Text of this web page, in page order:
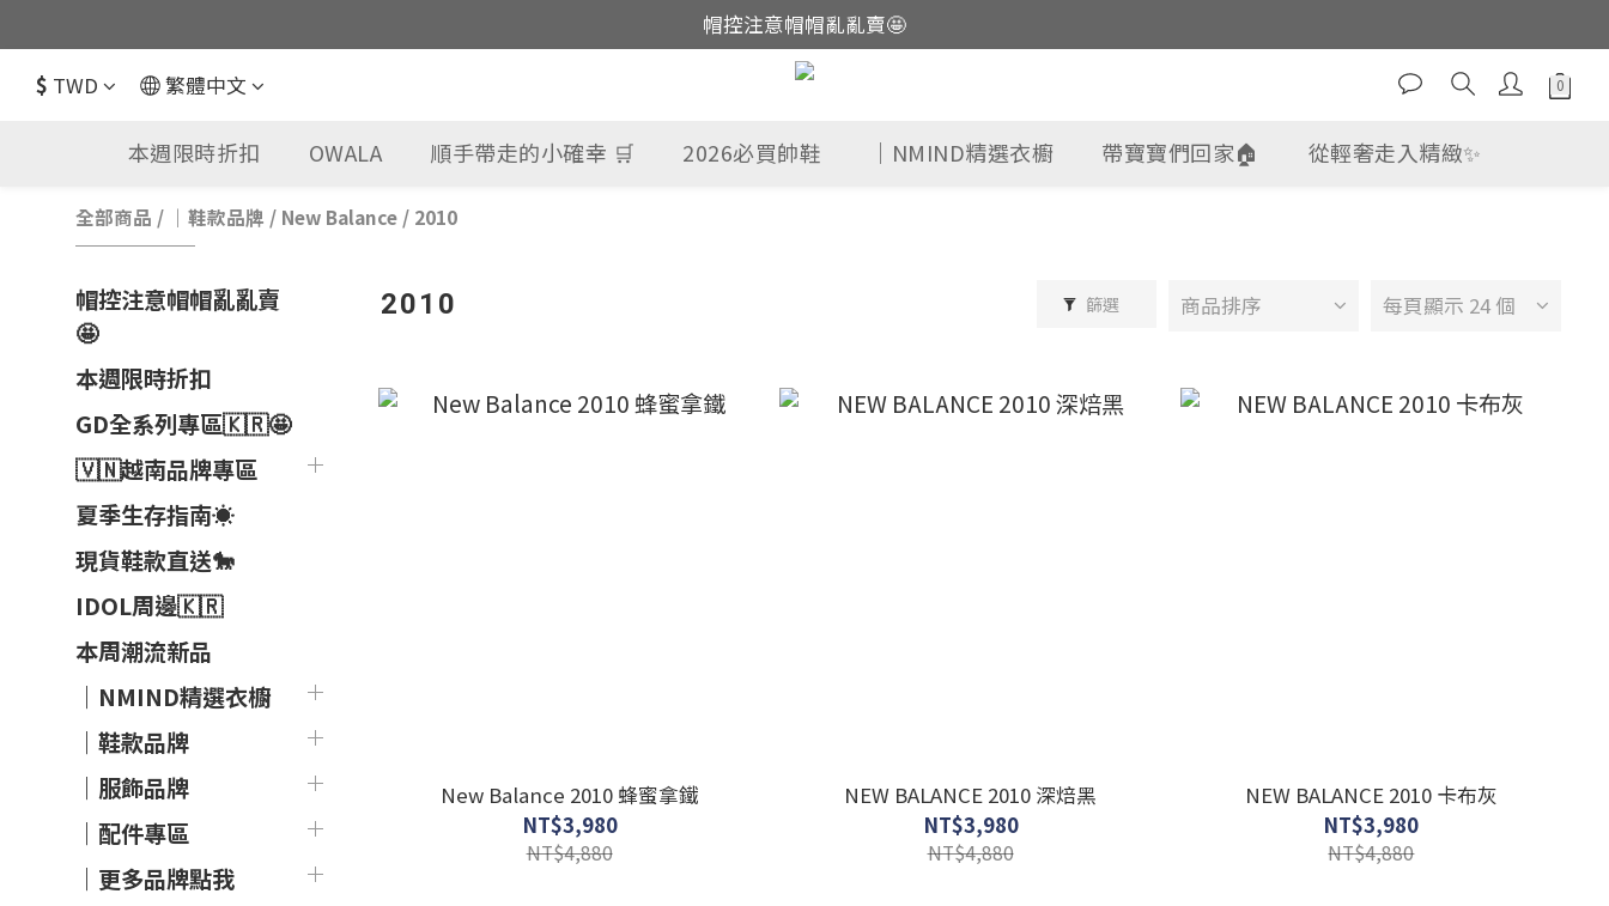
這裡現貨不用等👟
帽控注意帽帽亂亂賣🤩
這裡現貨不用等👟
$ TWD 繁體中文
本週限時折扣 OWALA 順手帶走的小確幸 🛒 2026必買帥鞋 ｜NMIND精選衣櫥 帶寶寶們回家🏠 從輕奢走入精緻✨
全部商品 / ｜鞋款品牌 / New Balance / 2010
帽控注意帽帽亂亂賣
🤩
本週限時折扣
GD全系列專區🇰🇷🤩
🇻🇳越南品牌專區
夏季生存指南☀️
現貨鞋款直送🐎
IDOL周邊🇰🇷
本周潮流新品
｜NMIND精選衣櫥
｜鞋款品牌
｜服飾品牌
｜配件專區
｜更多品牌點我
2010 篩選 商品排序 每頁顯示 24 個
New Balance 2010 蜂蜜拿鐵
NT$3,980
NT$4,880
NEW BALANCE 2010 深焙黑
NT$3,980
NT$4,880
NEW BALANCE 2010 卡布灰
NT$3,980
NT$4,880